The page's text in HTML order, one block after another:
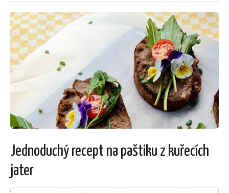
Jednoduchý recept na paštiku z kuřecích
jater